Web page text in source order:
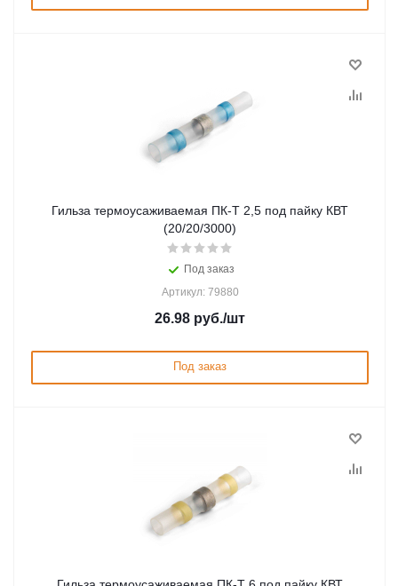
Гильза термоусаживаемая ПК-Т 2,5 под пайку КВТ
(20/20/3000)
Под заказ
Артикул: 79880
26.98 руб./шт
Под заказ